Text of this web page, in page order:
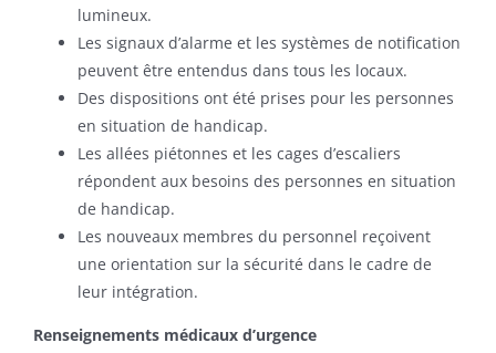
lumineux.
Les signaux d’alarme et les systèmes de notification
peuvent être entendus dans tous les locaux.
Des dispositions ont été prises pour les personnes
en situation de handicap.
Les allées piétonnes et les cages d’escaliers
répondent aux besoins des personnes en situation
de handicap.
Les nouveaux membres du personnel reçoivent
une orientation sur la sécurité dans le cadre de
leur intégration.
Renseignements médicaux d’urgence